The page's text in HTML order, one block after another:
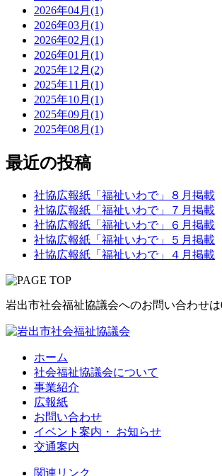
2026年04月(1)
2026年03月(1)
2026年02月(1)
2026年01月(1)
2025年12月(2)
2025年11月(1)
2025年10月(1)
2025年09月(1)
2025年08月(1)
最近の投稿
社協広報紙「福祉いわで」８月掲載
社協広報紙「福祉いわで」７月掲載
社協広報紙「福祉いわで」６月掲載
社協広報紙「福祉いわで」５月掲載
社協広報紙「福祉いわで」４月掲載
岩出市社会福祉協議会へのお問い合わせは
ホーム
社会福祉協議会について
事業紹介
広報紙
お問い合わせ
イベント案内・ お知らせ
交通案内
関連リンク